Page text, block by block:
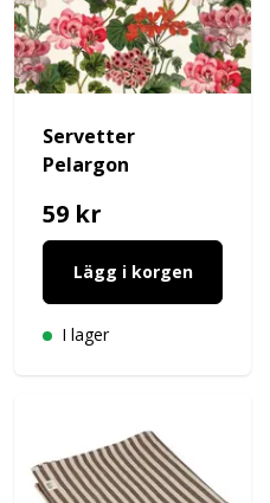
Servetter
Pelargon
59 kr
Lägg i korgen
I lager